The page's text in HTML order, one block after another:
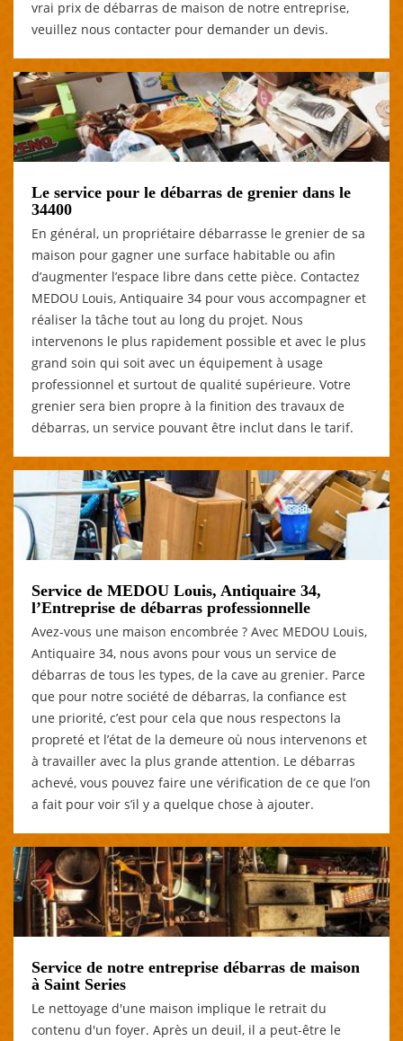
vrai prix de débarras de maison de notre entreprise,
veuillez nous contacter pour demander un devis.
Le service pour le débarras de grenier dans le
34400
En général, un propriétaire débarrasse le grenier de sa
maison pour gagner une surface habitable ou afin
d’augmenter l’espace libre dans cette pièce. Contactez
MEDOU Louis, Antiquaire 34 pour vous accompagner et
réaliser la tâche tout au long du projet. Nous
intervenons le plus rapidement possible et avec le plus
grand soin qui soit avec un équipement à usage
professionnel et surtout de qualité supérieure. Votre
grenier sera bien propre à la finition des travaux de
débarras, un service pouvant être inclut dans le tarif.
Service de MEDOU Louis, Antiquaire 34,
l’Entreprise de débarras professionnelle
Avez-vous une maison encombrée ? Avec MEDOU Louis,
Antiquaire 34, nous avons pour vous un service de
débarras de tous les types, de la cave au grenier. Parce
que pour notre société de débarras, la confiance est
une priorité, c’est pour cela que nous respectons la
propreté et l’état de la demeure où nous intervenons et
à travailler avec la plus grande attention. Le débarras
achevé, vous pouvez faire une vérification de ce que l’on
a fait pour voir s’il y a quelque chose à ajouter.
Service de notre entreprise débarras de maison
à Saint Series
Le nettoyage d'une maison implique le retrait du
contenu d'un foyer. Après un deuil, il a peut-être le